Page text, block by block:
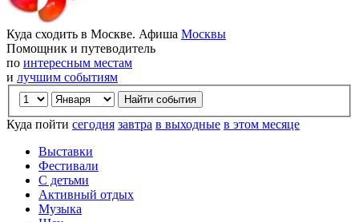
Куда сходить в Москве. Афиша Москвы
Помощник и путеводитель
по интересным местам
и лучшим событиям
Куда пойти сегодня завтра в выходные в этом месяце
Выставки
Фестивали
С детьми
Активный отдых
Музыка